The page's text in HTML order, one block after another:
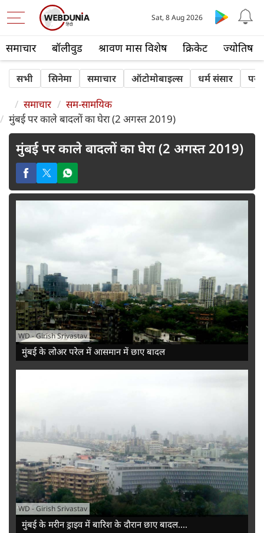
समाचार बॉलीवुड श्रावण मास विशेष क्रिकेट ज्योतिष
Sat, 8 Aug 2026
सभी सिनेमा समाचार ऑटोमोबाइल्स धर्म संसार
समाचार
सम-सामयिक
मुंबई पर काले बादलों का घेरा (2 अगस्त 2019)
मुंबई पर काले बादलों का घेरा (2 अगस्त 2019)
WD-Girish Srivastav
मुंबई के लोअर परेल में आसमान में छाए बादल
WD -Girish Srivastav
मुंबई के मरीन ड्राइव में बारिश के दौरान छाए बादल....